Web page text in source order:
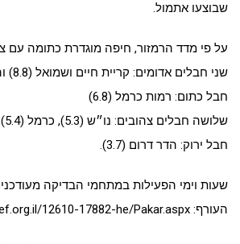
שבוצעו אתמול.
על פי מדד הרמזור, חיפה מוגדרת כתומה עם
שני חבלים אדומים: קריית חיים ושמואל (8.8) והדר צפון (7.6).
חבל כתום: רמות כרמל (6.8)
שלושה חבלים צהובים: נו״ש (5.3), כרמל (5.4), מערב חיפה (4.9).
חבל ירוק: הדר דרום (3.7).
שעות וימי הפעילות במתחמי הבדיקה
העורף: https://www.oref.org.il/12610-17882-he/Pakar.aspx